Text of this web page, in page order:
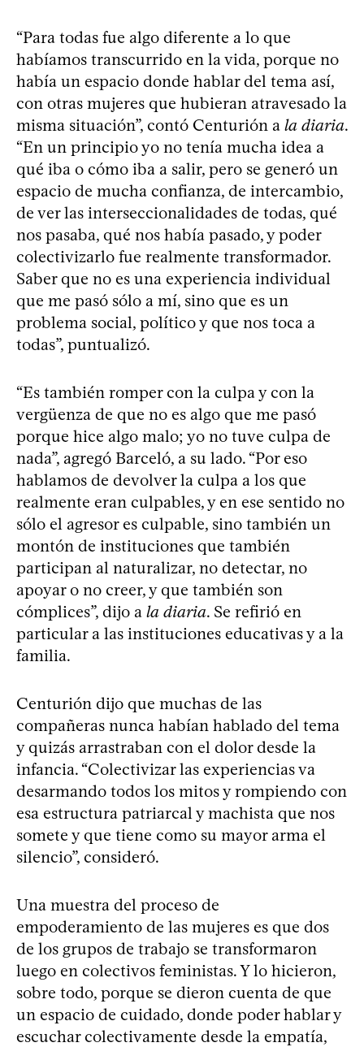
“Para todas fue algo diferente a lo que
habíamos transcurrido en la vida, porque no
había un espacio donde hablar del tema así,
con otras mujeres que hubieran atravesado la
misma situación”, contó Centurión a la diaria.
“En un principio yo no tenía mucha idea a
qué iba o cómo iba a salir, pero se generó un
espacio de mucha confianza, de intercambio,
de ver las interseccionalidades de todas, qué
nos pasaba, qué nos había pasado, y poder
colectivizarlo fue realmente transformador.
Saber que no es una experiencia individual
que me pasó sólo a mí, sino que es un
problema social, político y que nos toca a
todas”, puntualizó.
“Es también romper con la culpa y con la
vergüenza de que no es algo que me pasó
porque hice algo malo; yo no tuve culpa de
nada”, agregó Barceló, a su lado. “Por eso
hablamos de devolver la culpa a los que
realmente eran culpables, y en ese sentido no
sólo el agresor es culpable, sino también un
montón de instituciones que también
participan al naturalizar, no detectar, no
apoyar o no creer, y que también son
cómplices”, dijo a la diaria. Se refirió en
particular a las instituciones educativas y a la
familia.
Centurión dijo que muchas de las
compañeras nunca habían hablado del tema
y quizás arrastraban con el dolor desde la
infancia. “Colectivizar las experiencias va
desarmando todos los mitos y rompiendo con
esa estructura patriarcal y machista que nos
somete y que tiene como su mayor arma el
silencio”, consideró.
Una muestra del proceso de
empoderamiento de las mujeres es que dos
de los grupos de trabajo se transformaron
luego en colectivos feministas. Y lo hicieron,
sobre todo, porque se dieron cuenta de que
un espacio de cuidado, donde poder hablar y
escuchar colectivamente desde la empatía,